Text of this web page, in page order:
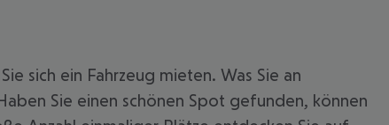
sich ein Fahrzeug mieten. Was Sie an
Sie einen schönen Spot gefunden, können